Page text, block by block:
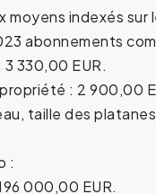
moyens indexés sur
abonnements
330,00 EUR.
: 2 900,00
taille des
:
000,00 EUR.